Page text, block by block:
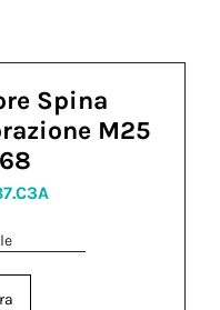
Spina
M25